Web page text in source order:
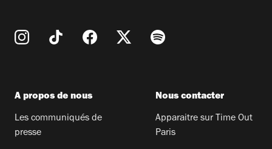
A propos de nous
Les communiqués de
presse
Nous contacter
Apparaitre sur Time Out
Paris